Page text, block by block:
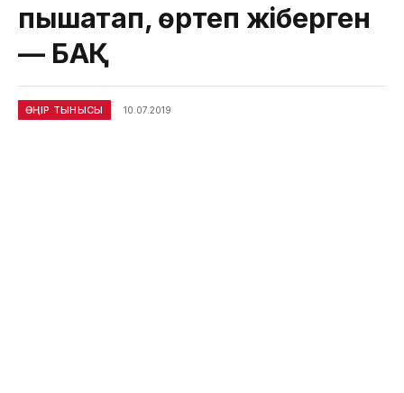
пышақтап, өртеп жіберген
— БАҚ
ӨҢІР ТЫНЫСЫ 10.07.2019